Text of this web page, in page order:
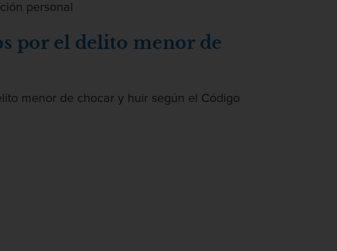
personal
por el delito menor de
menor de chocar y huir según el Código